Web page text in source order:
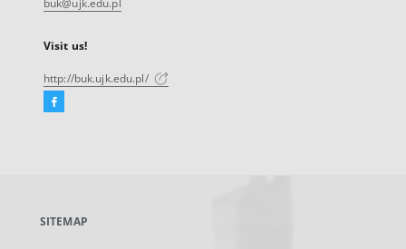
buk@ujk.edu.pl
Visit us!
http://buk.ujk.edu.pl/
Facebook
new
SITEMAP